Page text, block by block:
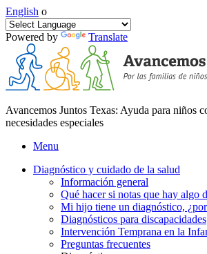
English o
Powered by Translate
Avancemos Juntos Texas: Ayuda para niños
necesidades especiales
Menu
Diagnóstico y cuidado de la salud
Información general
Qué hacer si notas que hay algo
Mi hijo tiene un diagnóstico,
Diagnósticos para discapacidades
Intervención Temprana en la
Preguntas frecuentes